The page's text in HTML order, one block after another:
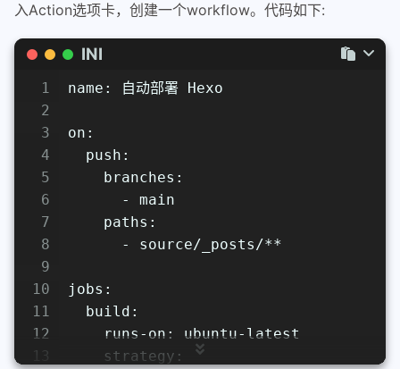
入Action选项卡，创建一个workflow。代码如下:
INI
1
2
3
4
5
6
7
8
9
10
11
12
13
name: 自动部署 Hexo
on:
  push:
    branches:
      - main
    paths:
      - source/_posts/**
jobs:
  build:
    runs-on: ubuntu-latest
    strategy: